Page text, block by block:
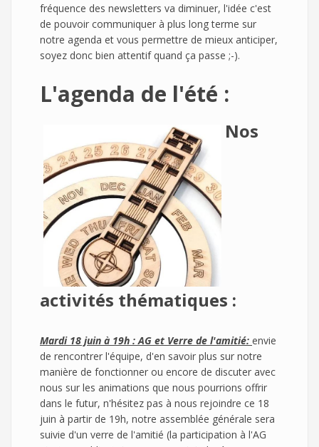
fréquence des newsletters va diminuer, l'idée c'est
de pouvoir communiquer à plus long terme sur
notre agenda et vous permettre de mieux anticiper,
soyez donc bien attentif quand ça passe ;-).
L'agenda de l'été :
Nos
activités thématiques :
Mardi 18 juin à 19h : AG et Verre de l'amitié: envie
de rencontrer l'équipe, d'en savoir plus sur notre
manière de fonctionner ou encore de discuter avec
nous sur les animations que nous pourrions offrir
dans le futur, n'hésitez pas à nous rejoindre ce 18
juin à partir de 19h, notre assemblée générale sera
suivie d'un verre de l'amitié (la participation à l'AG